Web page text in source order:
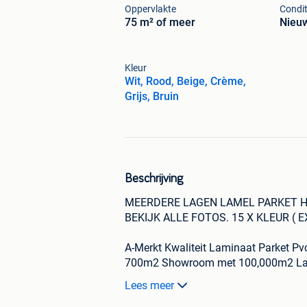
Oppervlakte
75 m² of meer
Kleur
Wit, Rood, Beige, Crème,
Grijs, Bruin
Beschrijving
MEERDERE LAGEN LAMEL PARKET
BEKIJK ALLE FOTOS. 15 X KLEUR (
A-Merkt Kwaliteit Laminaat Parket
700m2 Showroom met 100,000m2
P.S: Druk op:( bekijk alle
Nu 500 X Soorten en kleuren vanaf
Lees meer